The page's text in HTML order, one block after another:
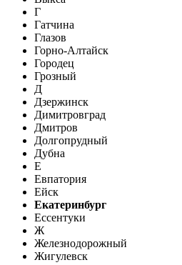
Г
Гатчина
Глазов
Горно-Алтайск
Городец
Грозный
Д
Дзержинск
Димитровград
Дмитров
Долгопрудный
Дубна
Е
Евпатория
Ейск
Екатеринбург
Ессентуки
Ж
Железнодорожный
Жигулевск